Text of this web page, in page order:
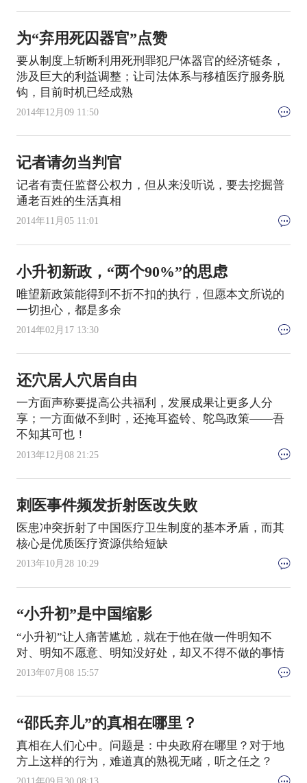
为“弃用死囚器官”点赞
要从制度上斩断利用死刑罪犯尸体器官的经济链条，
涉及巨大的利益调整；让司法体系与移植医疗服务脱
钩，目前时机已经成熟
2014年12月09 11:50
记者请勿当判官
记者有责任监督公权力，但从来没听说，要去挖掘普
通老百姓的生活真相
2014年11月05 11:01
小升初新政，“两个90%”的思虑
唯望新政策能得到不折不扣的执行，但愿本文所说的
一切担心，都是多余
2014年02月17 13:30
还穴居人穴居自由
一方面声称要提高公共福利，发展成果让更多人分
享；一方面做不到时，还掩耳盗铃、鸵鸟政策——吾
不知其可也！
2013年12月08 21:25
刺医事件频发折射医改失败
医患冲突折射了中国医疗卫生制度的基本矛盾，而其
核心是优质医疗资源供给短缺
2013年10月28 10:29
“小升初”是中国缩影
“小升初”让人痛苦尴尬，就在于他在做一件明知不
对、明知不愿意、明知没好处，却又不得不做的事情
2013年07月08 15:57
“邵氏弃儿”的真相在哪里？
真相在人们心中。问题是：中央政府在哪里？对于地
方上这样的行为，难道真的熟视无睹，听之任之？